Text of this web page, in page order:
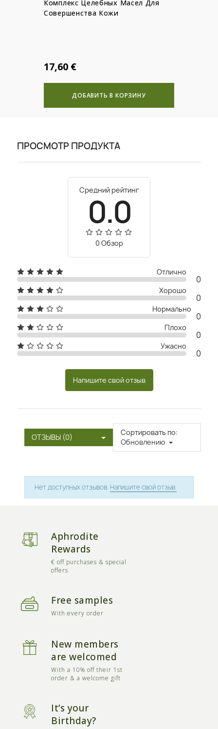
Комплекс Целебных Масел Для
Совершенства Кожи
17,60 €
ДОБАВИТЬ В КОРЗИНУ
ПРОСМОТР ПРОДУКТА
Средний рейтинг
0.0
0 Обзор
Отлично
0
Хорошо
0
Нормально
0
Плохо
0
Ужасно
0
Напишите свой отзыв
ОТЗЫВЫ (0)
Сортировать по:
Обновлению
Нет доступных отзывов. Напишите свой отзыв.
Aphrodite
Rewards
€ off purchases & special
offers
Free samples
With every order
New members
are welcomed
With a 10% off their 1st
order & a welcome gift
It’s your
Birthday?